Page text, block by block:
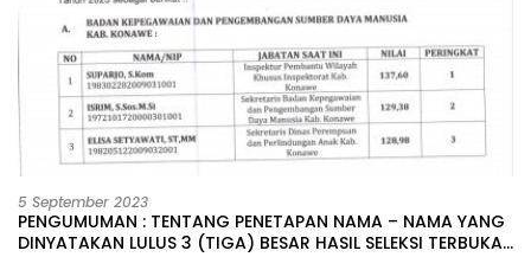
5 September 2023
PENGUMUMAN : TENTANG PENETAPAN NAMA – NAMA YANG
DINYATAKAN LULUS 3 (TIGA) BESAR HASIL SELEKSI TERBUKA